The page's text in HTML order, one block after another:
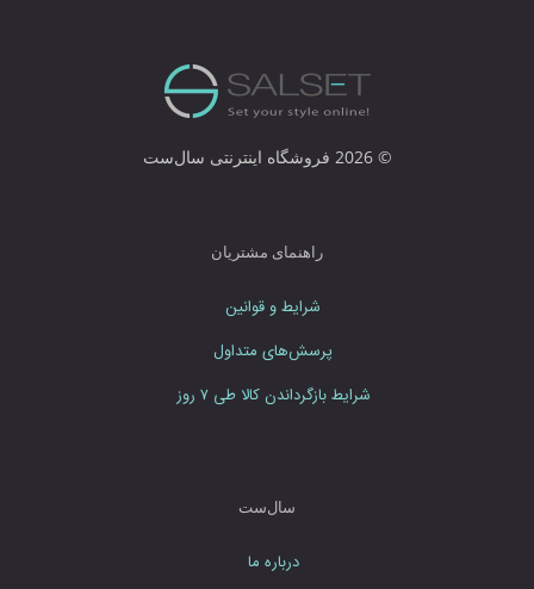
ا
و
ر
م
ی
د
© 2026 فروشگاه اینترنتی سال‌ست
راهنمای مشتریان
شرایط و قوانین
پرسش‌های متداول
شرایط بازگرداندن کالا طی ۷ روز
سال‌ست
درباره ما